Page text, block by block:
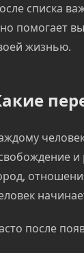
списка
помогает
жизнью.
и
после